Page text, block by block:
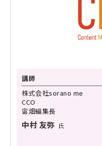
講師
株式会社sorano me
CCO
宙畑編集長
中村 友弥 氏